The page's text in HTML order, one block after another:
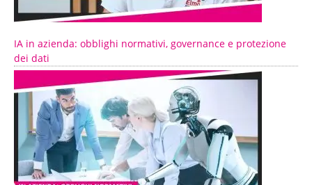
IA in azienda: obblighi normativi, governance e protezione
dei dati